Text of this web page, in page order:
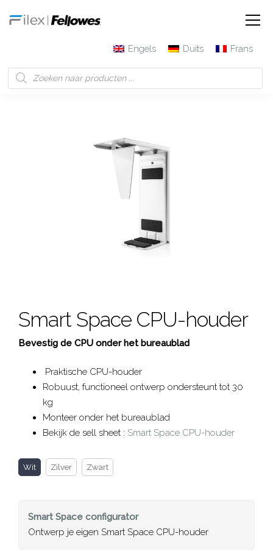
Engels Duits
Frans
Smart Space CPU-houder
Bevestig de CPU onder het bureaublad
Praktische CPU-houder
Robuust, functioneel ontwerp ondersteunt tot 30
kg
Monteer onder het bureaublad
Bekijk de sell sheet : Smart Space CPU-houder
Wit Zilver Zwart
Smart Space configurator
Ontwerp je eigen Smart Space CPU-houder